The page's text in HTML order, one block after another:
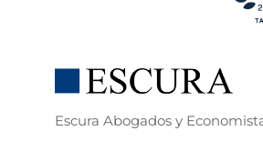
Escura Abogados y